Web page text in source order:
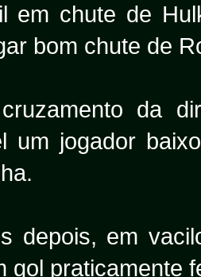
em chute de
bom chute de
da
um jogador
depois, em
gol praticamente